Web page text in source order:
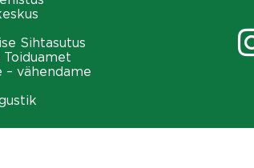
Sihtasutus
Toiduamet
– vähendame